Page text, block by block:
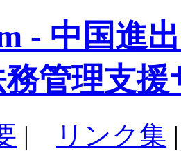
- 中国進
管理支援
| リンク集